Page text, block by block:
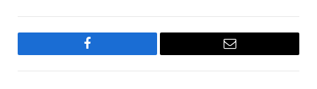
Facebook Email